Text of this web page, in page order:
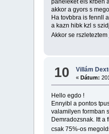
paneleket els krben
akkor a gyors s
Ha tovbbra is fennll
a kazn hibk kzl s
Akkor se
10 Villám
« Dátum:
Hello egdo !
Ennyibl a pontos
valamilyen formban
Demradozsnak. Itt
csak 75%-os